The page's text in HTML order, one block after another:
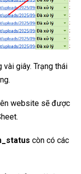
vài giây. Trạng thái
website sẽ được
còn có các